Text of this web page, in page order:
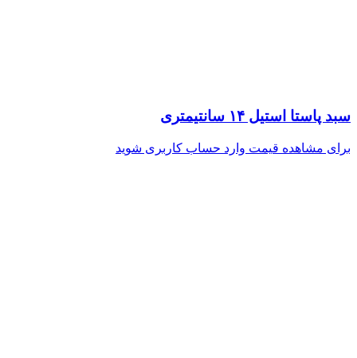
سبد پاستا استیل ۱۴ سانتیمتری
برای مشاهده قیمت وارد حساب کاربری شوید